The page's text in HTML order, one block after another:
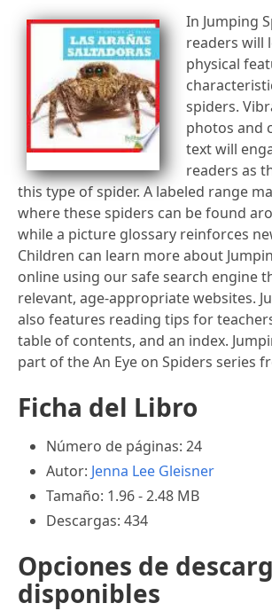
In Jumping
readers will
physical
spiders.
photos and
text will
readers as
this type of spider. A labeled range
where these spiders can be found
while a picture glossary reinforces
Children can learn more about
online using our safe search engine
relevant, age-appropriate websites.
also features reading tips for
table of contents, and an index.
part of the An Eye on Spiders series
Ficha del Libro
Número de páginas: 24
Autor: Jenna Lee Gleisner
Tamaño: 1.96 - 2.48 MB
Descargas: 434
Opciones de
disponibles